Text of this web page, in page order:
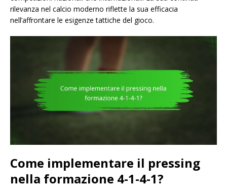
rilevanza nel calcio moderno riflette la sua efficacia
nell’affrontare le esigenze tattiche del gioco.
Come implementare il pressing
nella formazione 4-1-4-1?